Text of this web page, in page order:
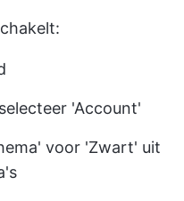
'Account'
voor 'Zwart' uit